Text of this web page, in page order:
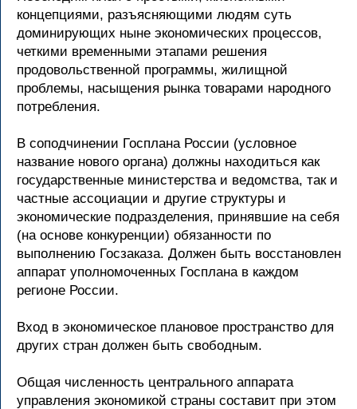
концепциями, разъясняющими людям суть
доминирующих ныне экономических процессов,
четкими временными этапами решения
продовольственной программы, жилищной
проблемы, насыщения рынка товарами народного
потребления.
В соподчинении Госплана России (условное
название нового органа) должны находиться как
государственные министерства и ведомства, так и
частные ассоциации и другие структуры и
экономические подразделения, принявшие на себя
(на основе конкуренции) обязанности по
выполнению Госзаказа. Должен быть восстановлен
аппарат уполномоченных Госплана в каждом
регионе России.
Вход в экономическое плановое пространство для
других стран должен быть свободным.
Общая численность центрального аппарата
управления экономикой страны составит при этом